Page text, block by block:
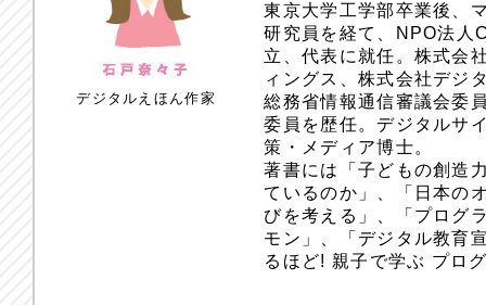
デジタルえほん作家
東京大学工学部卒業後、
研究員を経て、NPO法人
立、代表に就任。株式会
ィングス、株式会社デジ
総務省情報通信審議会委
委員を歴任。デジタルサ
策・メディア博士。
著書には「子どもの創造
ているのか」、「日本の
びを考える」、「プログ
モン」、「デジタル教育
るほど! 親子で学ぶ プロ